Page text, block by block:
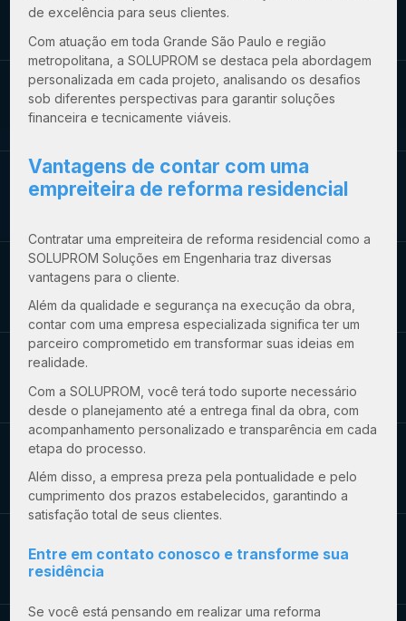
de excelência para seus clientes.
Com atuação em toda Grande São Paulo e região
metropolitana, a SOLUPROM se destaca pela abordagem
personalizada em cada projeto, analisando os desafios
sob diferentes perspectivas para garantir soluções
financeira e tecnicamente viáveis.
Vantagens de contar com uma
empreiteira de reforma residencial
Contratar uma empreiteira de reforma residencial como a
SOLUPROM Soluções em Engenharia traz diversas
vantagens para o cliente.
Além da qualidade e segurança na execução da obra,
contar com uma empresa especializada significa ter um
parceiro comprometido em transformar suas ideias em
realidade.
Com a SOLUPROM, você terá todo suporte necessário
desde o planejamento até a entrega final da obra, com
acompanhamento personalizado e transparência em cada
etapa do processo.
Além disso, a empresa preza pela pontualidade e pelo
cumprimento dos prazos estabelecidos, garantindo a
satisfação total de seus clientes.
Entre em contato conosco e transforme sua
residência
Se você está pensando em realizar uma reforma